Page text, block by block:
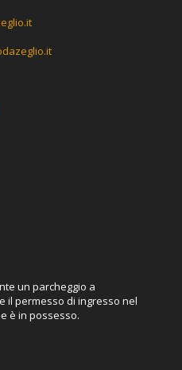
un parcheggio a
il permesso di ingresso nel
è in possesso.